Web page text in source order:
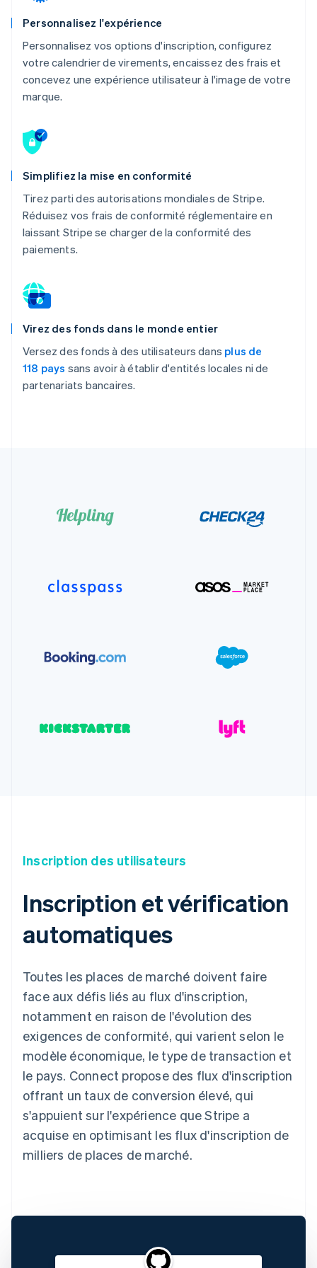
Personnalisez l'expérience
Personnalisez vos options d'inscription, configurez
votre calendrier de virements, encaissez des frais et
concevez une expérience utilisateur à l'image de votre
marque.
Simplifiez la mise en conformité
Tirez parti des autorisations mondiales de Stripe.
Réduisez vos frais de conformité réglementaire en
laissant Stripe se charger de la conformité des
paiements.
Virez des fonds dans le monde entier
Versez des fonds à des utilisateurs dans plus de
118 pays sans avoir à établir d'entités locales ni de
partenariats bancaires.
Inscription des utilisateurs
Inscription et vérification
automatiques
Toutes les places de marché doivent faire
face aux défis liés au flux d'inscription,
notamment en raison de l'évolution des
exigences de conformité, qui varient selon le
modèle économique, le type de transaction et
le pays. Connect propose des flux d'inscription
offrant un taux de conversion élevé, qui
s'appuient sur l'expérience que Stripe a
acquise en optimisant les flux d'inscription de
milliers de places de marché.